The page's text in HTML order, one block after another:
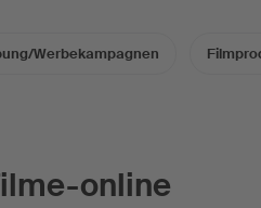
Werbekampagnen
online